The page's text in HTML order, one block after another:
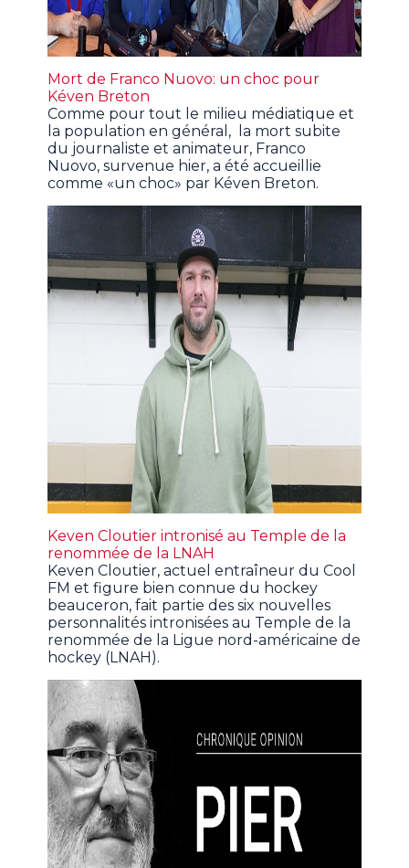
Mort de Franco Nuovo: un choc pour
Kéven Breton
Comme pour tout le milieu médiatique et
la population en général, la mort subite
du journaliste et animateur, Franco
Nuovo, survenue hier, a été accueillie
comme «un choc» par Kéven Breton.
Keven Cloutier intronisé au Temple de la
renommée de la LNAH
Keven Cloutier, actuel entraîneur du Cool
FM et figure bien connue du hockey
beauceron, fait partie des six nouvelles
personnalités intronisées au Temple de la
renommée de la Ligue nord-américaine de
hockey (LNAH).